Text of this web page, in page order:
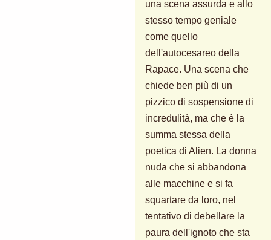
una scena assurda e allo
stesso tempo geniale
come quello
dell'autocesareo della
Rapace. Una scena che
chiede ben più di un
pizzico di sospensione di
incredulità, ma che è la
summa stessa della
poetica di Alien. La donna
nuda che si abbandona
alle macchine e si fa
squartare da loro, nel
tentativo di debellare la
paura dell'ignoto che sta